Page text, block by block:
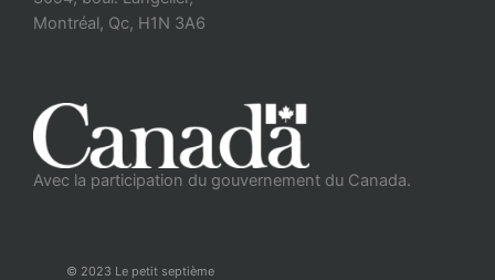
Montréal, Qc, H1N 3A6
Avec la participation du gouvernement du Canada.
© 2023 Le petit septième